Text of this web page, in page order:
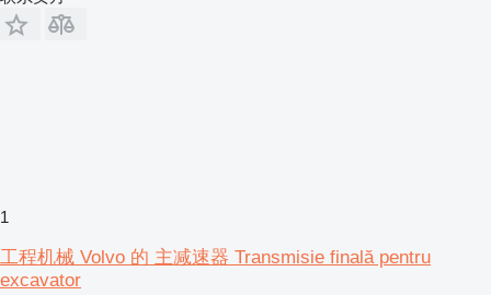
1
工程机械 Volvo 的 主减速器 Transmisie finală pentru
excavator